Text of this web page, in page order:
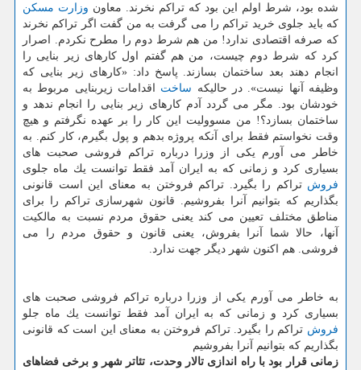
شده بود، شرط اولم این بود كه تراكم نخرند. معاون وزارت مسكن
كه باید جلوی خرید تراكم را می گرفت به من گفت اگر تراكم نخرند
كه صرفه اقتصادی ندارد! من هم شرط دوم را مطرح نكردم. اصرار
كرد كه شرط دوم چیست، من هم گفتم اول كارهای زیر بنایی را
انجام دهند بعد ساختمان بسازند. پاسخ داد: «كارهای زیر بنایی كه
وظیفه آنها نیست». در حالیكه ساخت اقدامات زیربنایی مربوط به
خودشان بود. مگر می گردد آدم كارهای زیر بنایی را انجام ندهد و
ساختمان بسازد؟! من مسوولیت این كار را بر عهده نگرفتم و هیچ
وقت نخواستم فقط برای آنكه پروژه بدهم و پول بگیرم، كار كنم. به
خاطر می آورم یكی از وزرا درباره تراكم فروشی صحبت های
بسیاری كرد و زمانی كه به ایران آمد فقط توانست یك ماه جلوی
فروش تراكم را بگیرد. تراكم فروختن به معنای این است قانونی
بگذاریم كه بتوانیم آنرا بفروشیم. قانون شهرسازی تراكم را برای
مناطق مختلف تعیین می كند یعنی حقوق مردم نسبت به مالكیت
آنها، حالا شما آنرا بفروش، یعنی قانون و حقوق مردم را می
فروشی. هم اكنون شهر دیگر جهت ندارد.
به خاطر می آورم یكی از وزرا درباره تراكم فروشی صحبت های
بسیاری كرد و زمانی كه به ایران آمد فقط توانست یك ماه جلو
فروش تراكم را بگیرد. تراكم فروختن به معنای این است كه قانونی
بگذاریم كه بتوانیم آنرا بفروشیم
زمانی قرار بود با راه اندازی تالار وحدت، تئاتر شهر و برخی فضاهای